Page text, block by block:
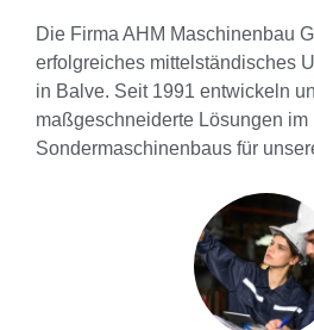
Die Firma AHM Maschinenbau
erfolgreiches mittelständisches
in Balve. Seit 1991 entwickeln
maßgeschneiderte Lösungen im
Sondermaschinenbaus für